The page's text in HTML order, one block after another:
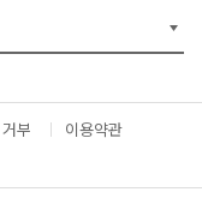
e
서
다
운
부
이용약관